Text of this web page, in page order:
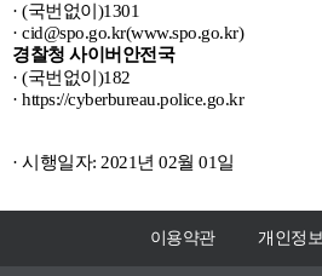
· (국번없이)1301
· cid@spo.go.kr(www.spo.go.kr)
경찰청 사이버안전국
· (국번없이)182
· https://cyberbureau.police.go.kr
· 시행일자: 2021년 02월 01일
이용약관 개인정